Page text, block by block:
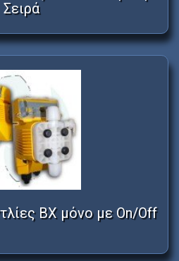
Σειρά
BX μόνο με On/Off